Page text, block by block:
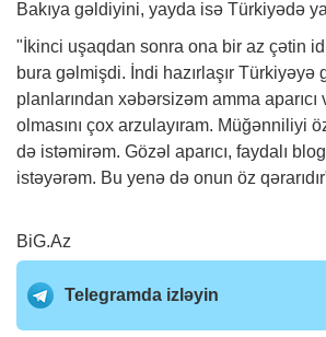
Bakıya gəldiyini, yayda isə Türkiyədə
"İkinci uşaqdan sonra ona bir az çətin
bura gəlmişdi. İndi hazırlaşır Türkiyəyə
planlarından xəbərsizəm amma aparıcı
olmasını çox arzulayıram. Müğənniliyi
də istəmirəm. Gözəl aparıcı, faydalı
istəyərəm. Bu yenə də onun öz
BiG.Az
Telegramda izləyin